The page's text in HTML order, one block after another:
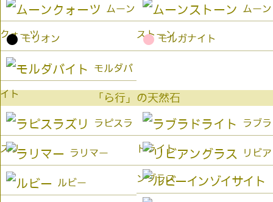
ムーン
クォーツ
ムーン
ストーン
● モリオン ● モルガナイト
モルダバ
イト 「ら行」の天然石
ラピスラ
ズリ
ラブラ
ドライト
ラリマー リビア
ングラス
ルビー